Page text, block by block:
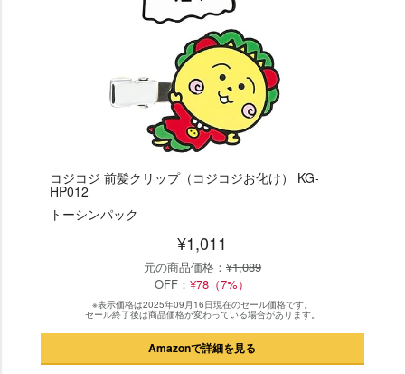
コジコジ 前髪クリップ（コジコジお化け） KG-
HP012
トーシンパック
¥1,011
元の商品価格： ¥1,089
OFF：¥78（7%）
※表示価格は2025年09月16日現在のセール価格です。
セール終了後は商品価格が変わっている場合があります。
Amazonで詳細を見る